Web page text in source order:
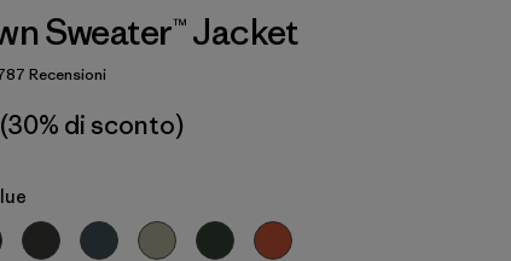
Sweater™ Jacket
4.4 / 5
Recensioni
(30% di sconto)